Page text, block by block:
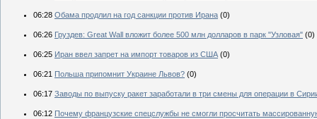
06:28 Обама продлил на год санкции против Ирана (0)
06:26 Груздев: Great Wall вложит более 500 млн долларов в парк "Узловая" (0)
06:25 Иран ввел запрет на импорт товаров из США (0)
06:21 Польша припомнит Украине Львов? (0)
06:17 Заводы по выпуску ракет заработали в три смены для операции в
06:12 Почему французские спецслужбы не смогли просчитать